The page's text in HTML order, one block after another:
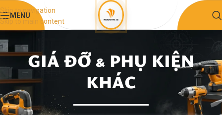
Skip to navigation
Skip to main content
MENU
GIÁ ĐỠ & PHỤ KIỆN
KHÁC